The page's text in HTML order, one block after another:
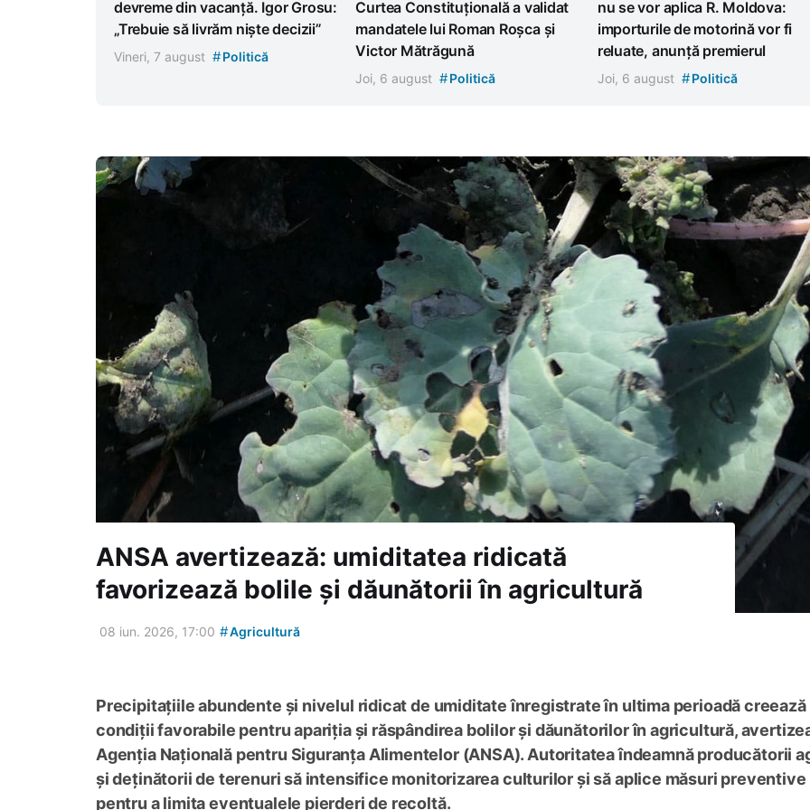
devreme din vacanță. Igor Grosu:
„Trebuie să livrăm niște decizii”
Vineri, 7 august #Politică
Curtea Constituțională a validat
mandatele lui Roman Roșca și
Victor Mătrăgună
Joi, 6 august #Politică
nu se vor aplica R. Moldova:
importurile de motorină vor fi
reluate, anunță premierul
Joi, 6 august #Politică
ANSA avertizează: umiditatea ridicată
favorizează bolile și dăunătorii în agricultură
08 iun. 2026, 17:00 #Agricultură
Precipitațiile abundente și nivelul ridicat de umiditate înregistrate în ultima perioadă creează
condiții favorabile pentru apariția și răspândirea bolilor și dăunătorilor în agricultură,
Agenția Națională pentru Siguranța Alimentelor (ANSA). Autoritatea îndeamnă producătorii
și deținătorii de terenuri să intensifice monitorizarea culturilor și să aplice măsuri preventive
pentru a limita eventualele pierderi de recoltă.